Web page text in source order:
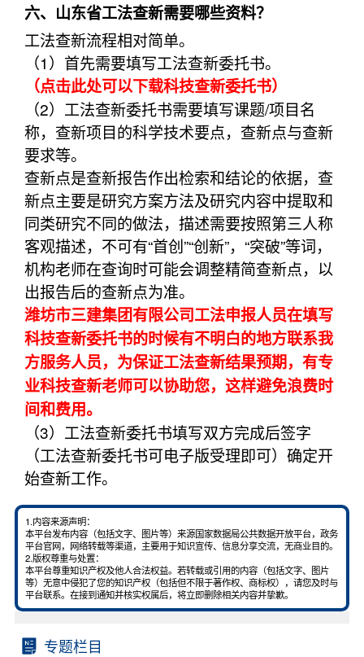
六、山东省工法查新需要哪些资料？
工法查新流程相对简单。
（1）首先需要填写工法查新委托书。
（点击此处可以下载科技查新委托书）
（2）工法查新委托书需要填写课题/项目名
称，查新项目的科学技术要点，查新点与查新
要求等。
查新点是查新报告作出检索和结论的依据，查
新点主要是研究方案方法及研究内容中提取和
同类研究不同的做法，描述需要按照第三人称
客观描述，不可有“首创”“创新”，“突破”等词，
机构老师在查询时可能会调整精简查新点，以
出报告后的查新点为准。
潍坊市三建集团有限公司工法申报人员在填写
科技查新委托书的时候有不明白的地方联系我
方服务人员，为保证工法查新结果预期，有专
业科技查新老师可以协助您，这样避免浪费时
间和费用。
（3）工法查新委托书填写双方完成后签字
（工法查新委托书可电子版受理即可）确定开
始查新工作。
1.内容来源声明：
本平台发布内容（包括文字、图片等）来源国家数据局公共数据开放平台，政务
平台官网，网络转载等渠道，主要用于知识宣传、信息分享交流，无商业目的。
2.版权尊重与处置：
本平台尊重知识产权及他人合法权益。若转载或引用的内容（包括文字、图片
等）无意中侵犯了您的知识产权（包括但不限于著作权、商标权），请您及时与
平台联系。在接到通知并核实权属后，将立即删除相关内容并挚歉。
专题栏目